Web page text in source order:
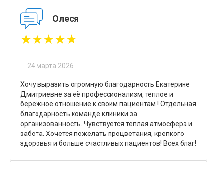
Олеся
★★★★★
24 марта 2026
Хочу выразить огромную благодарность Екатерине
Дмитриевне за её профессионализм, теплое и
бережное отношение к своим пациентам ! Отдельная
благодарность команде клиники за
организованность. Чувствуется теплая атмосфера и
забота. Хочется пожелать процветания, крепкого
здоровья и больше счастливых пациентов! Всех благ!